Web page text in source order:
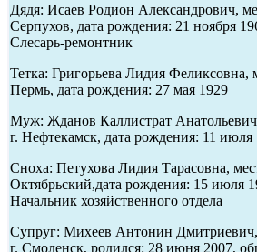
Дядя: Исаев Родион Александрович,
Серпухов, дата рождения: 21 ноября
Слесарь-ремонтник
Тетка: Григорьева Лидия Феликсовна,
Пермь, дата рождения: 27 мая 1929
Муж: Жданов Каллистрат
г. Нефтекамск, дата рождения: 11 июля
Сноха: Петухова Лидия Тарасовна,
Октябрьский,дата рождения: 15 июля
Начальник хозяйственного отдела
Супруг: Михеев Антонин
г. Смоленск, родился: 28 июня 2007,